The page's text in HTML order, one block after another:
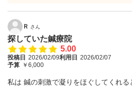
Ｒ さん
探していた鍼療院
5.00
投稿日 2026/02/09利用日 2026/02/07
予算 ￥6,000
私は 鍼の刺激で凝りをほぐしてくれる